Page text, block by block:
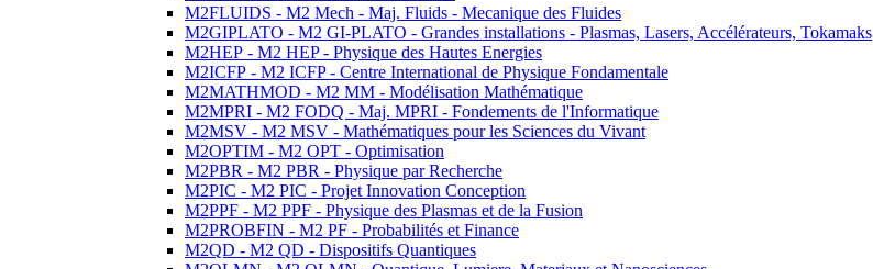
M2FLUIDS - M2 Mech - Maj. Fluids - Mecanique des Fluides
M2GIPLATO - M2 GI-PLATO - Grandes installations - Plasmas, Lasers, Accélérateurs, Tokamaks
M2HEP - M2 HEP - Physique des Hautes Energies
M2ICFP - M2 ICFP - Centre International de Physique Fondamentale
M2MATHMOD - M2 MM - Modélisation Mathématique
M2MPRI - M2 FODQ - Maj. MPRI - Fondements de l'Informatique
M2MSV - M2 MSV - Mathématiques pour les Sciences du Vivant
M2OPTIM - M2 OPT - Optimisation
M2PBR - M2 PBR - Physique par Recherche
M2PIC - M2 PIC - Projet Innovation Conception
M2PPF - M2 PPF - Physique des Plasmas et de la Fusion
M2PROBFIN - M2 PF - Probabilités et Finance
M2QD - M2 QD - Dispositifs Quantiques